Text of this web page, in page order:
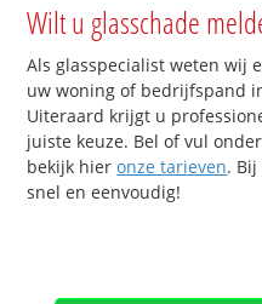
Wilt u glasschade
Als glasspecialist weten wij
uw woning of bedrijfspand
Uiteraard krijgt u
juiste keuze. Bel of vul
bekijk hieronze tarieven.
snel en eenvoudig!